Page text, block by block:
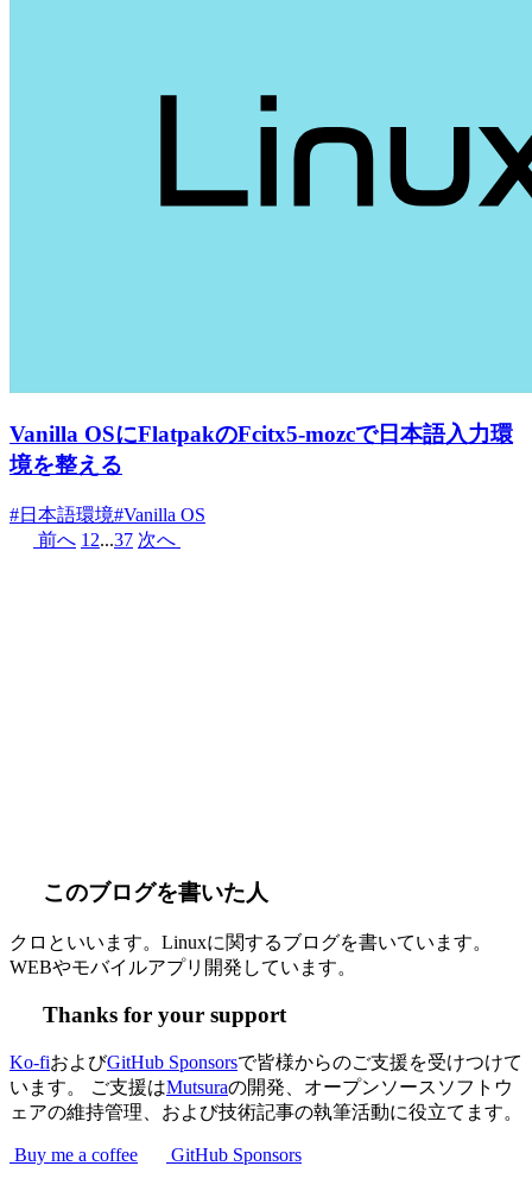
Vanilla OSにFlatpakのFcitx5-mozcで日本語入力環
境を整える
#日本語環境#Vanilla OS
前へ 1 2...37 次へ
このブログを書いた人
クロといいます。Linuxに関するブログを書いています。
WEBやモバイルアプリ開発しています。
Thanks for your support
Ko-fiおよびGitHub Sponsorsで皆様からのご支援を受けつけて
います。 ご支援はMutsuraの開発、オープンソースソフトウ
ェアの維持管理、および技術記事の執筆活動に役立てます。
Buy me a coffee GitHub Sponsors